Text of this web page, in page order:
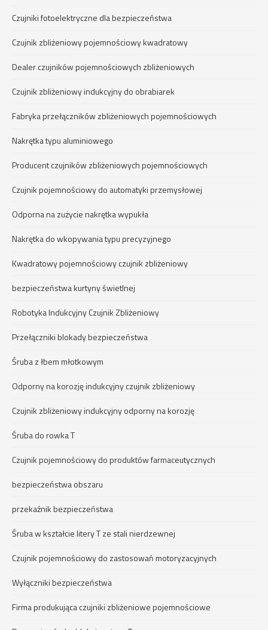
Czujniki fotoelektryczne dla bezpieczeństwa
Czujnik zbliżeniowy pojemnościowy kwadratowy
Dealer czujników pojemnościowych zbliżeniowych
Czujnik zbliżeniowy indukcyjny do obrabiarek
Fabryka przełączników zbliżeniowych pojemnościowych
Nakrętka typu aluminiowego
Producent czujników zbliżeniowych pojemnościowych
Czujnik pojemnościowy do automatyki przemysłowej
Odporna na zużycie nakrętka wypukła
Nakrętka do wkopywania typu precyzyjnego
Kwadratowy pojemnościowy czujnik zbliżeniowy
bezpieczeństwa kurtyny świetlnej
Robotyka Indukcyjny Czujnik Zbliżeniowy
Przełączniki blokady bezpieczeństwa
Śruba z łbem młotkowym
Odporny na korozję indukcyjny czujnik zbliżeniowy
Czujnik zbliżeniowy indukcyjny odporny na korozję
Śruba do rowka T
Czujnik pojemnościowy do produktów farmaceutycznych
bezpieczeństwa obszaru
przekaźnik bezpieczeństwa
Śruba w kształcie litery T ze stali nierdzewnej
Czujnik pojemnościowy do zastosowań motoryzacyjnych
Wyłączniki bezpieczeństwa
Firma produkująca czujniki zbliżeniowe pojemnościowe